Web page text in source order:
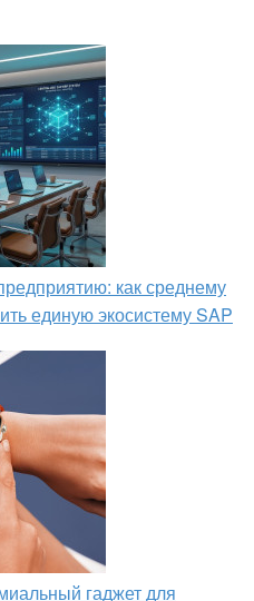
как среднему
единую экосистему SAP
гаджет для